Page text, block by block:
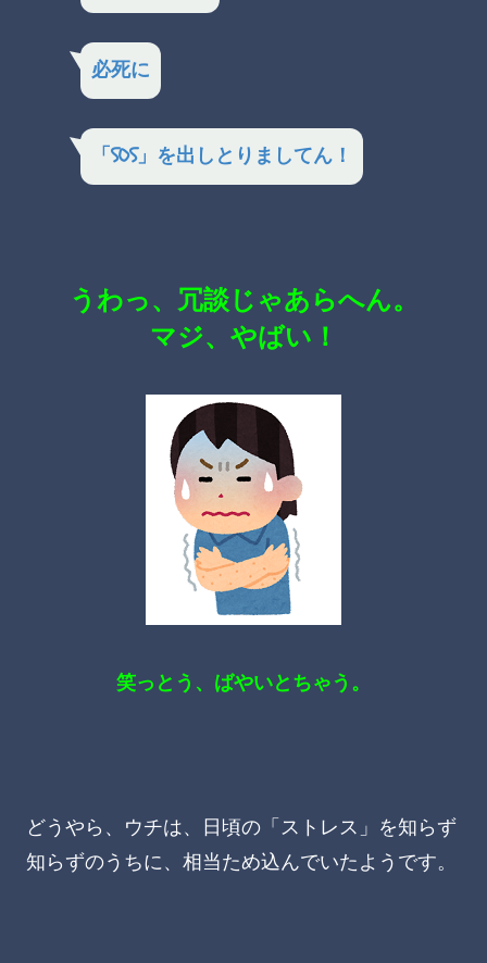
必死に
「SOS」を出しとりましてん！
うわっ、冗談じゃあらへん。
マジ、やばい！
笑っとう、ばやいとちゃう。
どうやら、ウチは、日頃の「ストレス」を知らず
知らずのうちに、相当ため込んでいたようです。